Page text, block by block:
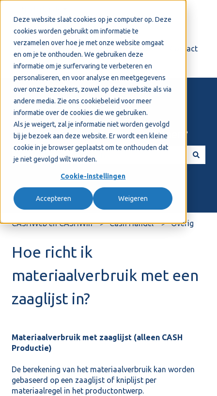
Deze website slaat cookies op je computer op. Deze
cookies worden gebruikt om informatie te
verzamelen over hoe je met onze website omgaat
en om je te onthouden. We gebruiken deze
informatie om je surfervaring te verbeteren en
personaliseren, en voor analyse en meetgegevens
over onze bezoekers, zowel op deze website als via
andere media. Zie ons cookiebeleid voor meer
informatie over de cookies die we gebruiken.
Als je weigert, zal je informatie niet worden gevolgd
bij je bezoek aan deze website. Er wordt een kleine
cookie in je browser geplaatst om te onthouden dat
je niet gevolgd wilt worden.
Cookie-instellingen
Accepteren Weigeren
Support Contact
Welkom! Hoe kunnen we je helpen?
CASHWeb en CASHWin Cash Handel Overig
Hoe richt ik
materiaalverbruik met een
zaaglijst in?
Materiaalverbruik met zaaglijst (alleen CASH
Productie)
De berekening van het materiaalverbruik kan worden
gebaseerd op een zaaglijst of kniplijst per
materiaalregel in het productontwerp.